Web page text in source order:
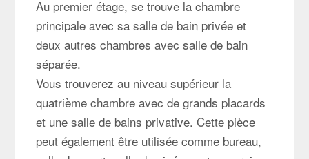
Au premier étage, se trouve la chambre
principale avec sa salle de bain privée et
deux autres chambres avec salle de bain
séparée.
Vous trouverez au niveau supérieur la
quatrième chambre avec de grands placards
et une salle de bains privative. Cette pièce
peut également être utilisée comme bureau,